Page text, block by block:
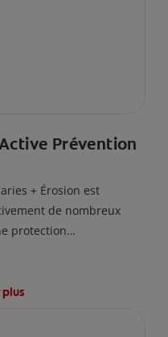
Prévention
+ Érosion est
de nombreux
protection
plus